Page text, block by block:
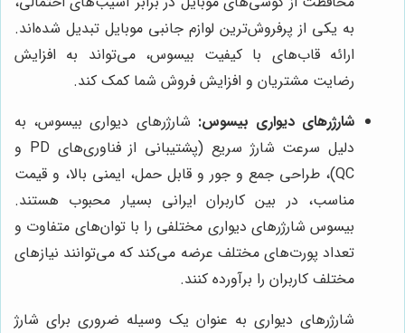
به یکی از پرفروش‌ترین لوازم جانبی موبایل تبدیل شده‌اند.
ارائه قاب‌های با کیفیت بیسوس، می‌تواند به افزایش
رضایت مشتریان و افزایش فروش شما کمک کند.
شارژرهای دیواری بیسوس: شارژرهای دیواری بیسوس، به
دلیل سرعت شارژ سریع (پشتیبانی از فناوری‌های PD و
QC)، طراحی جمع و جور و قابل حمل، ایمنی بالا، و قیمت
مناسب، در بین کاربران ایرانی بسیار محبوب هستند.
بیسوس شارژرهای دیواری مختلفی را با توان‌های متفاوت و
تعداد پورت‌های مختلف عرضه می‌کند که می‌توانند نیازهای
مختلف کاربران را برآورده کنند.
شارژرهای دیواری به عنوان یک وسیله ضروری برای شارژ